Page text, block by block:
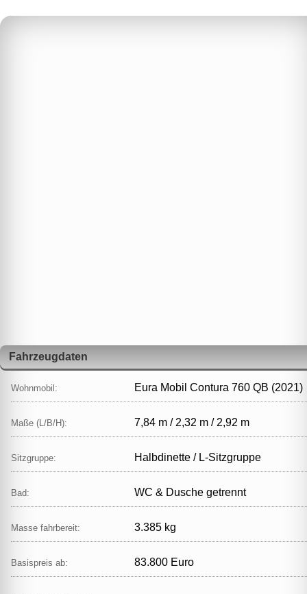
Fahrzeugdaten
Wohnmobil: Eura Mobil Contura 760 QB (2021)
Maße (L/B/H): 7,84 m / 2,32 m / 2,92 m
Sitzgruppe: Halbdinette / L‑Sitzgruppe
Bad: WC & Dusche getrennt
Masse fahrbereit: 3.385 kg
Basispreis ab: 83.800 Euro